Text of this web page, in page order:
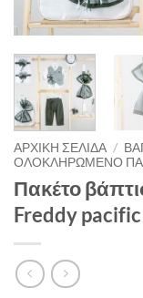
ΑΡΧΙΚΉ ΣΕΛΊΔΑ /
ΟΛΟΚΛΗΡΩΜΕΝΟ
Πακέτο
Freddy